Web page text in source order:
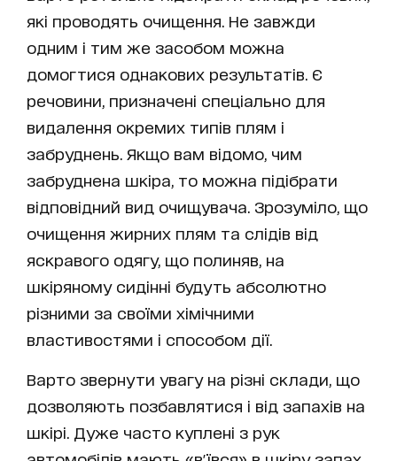
які проводять очищення. Не завжди
одним і тим же засобом можна
домогтися однакових результатів. Є
речовини, призначені спеціально для
видалення окремих типів плям і
забруднень. Якщо вам відомо, чим
забруднена шкіра, то можна підібрати
відповідний вид очищувача. Зрозуміло, що
очищення жирних плям та слідів від
яскравого одягу, що полиняв, на
шкіряному сидінні будуть абсолютно
різними за своїми хімічними
властивостями і способом дії.
Варто звернути увагу на різні склади, що
дозволяють позбавлятися і від запахів на
шкірі. Дуже часто куплені з рук